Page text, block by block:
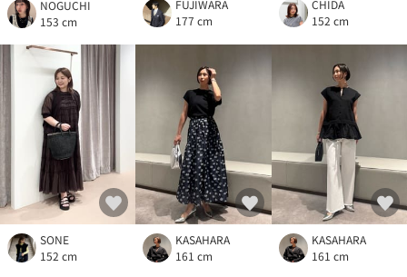
NOGUCHI
153 cm
FUJIWARA
177 cm
CHIDA
152 cm
SONE
152 cm
KASAHARA
161 cm
KASAHARA
161 cm